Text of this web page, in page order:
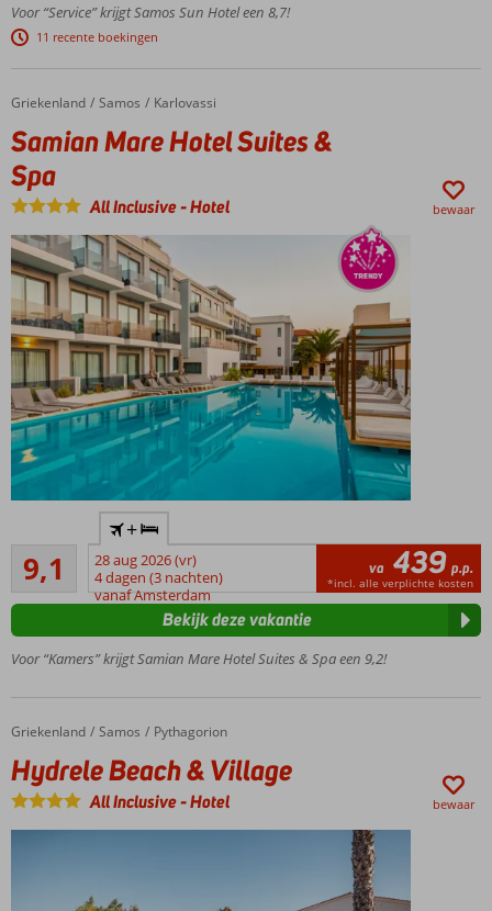
bij
Pythagorion
Gratis
shuttleservice
strand
Kamer
met
zeezicht
een
aanrader
Kleinschalig
met het
gemak van
All Inclusive
Light
Voor “Service” krijgt Samos Sun Hotel een 8,7!
11 recente boekingen
Home
Griekenland Samos Karlovassi
Samian Mare Hotel Suites & Spa
Samian Mare Hotel Suites &
Spa
All Inclusive-Hotel bewaar
meter
van
het
going
&
relaxte
sfeer
Moderne en
comfortabele
kamers
9,1
Uitstekend
379
beoordelingen
+
28 aug 2026 (vr)
4 dagen (3 nachten)
vanaf Amsterdam
va 439 p.p.
*incl. alle verplichte kosten
Voor “Kamers” krijgt Samian Mare Hotel Suites & Spa een 9,2!
Bekijk deze vakantie
Home
Griekenland Samos Pythagorion
Hydrele Beach & Village
Hydrele Beach & Village
All Inclusive-Hotel bewaar